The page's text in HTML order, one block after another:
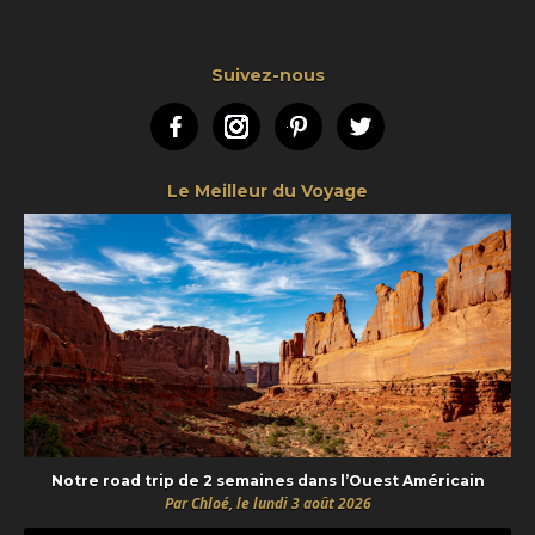
Suivez-nous
FacebookInstagramPinterestTwitter
Le Meilleur du Voyage
Notre road trip de 2 semaines dans l’Ouest Américain
Par Chloé, le lundi 3 août 2026